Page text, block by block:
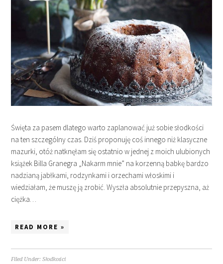
Święta za pasem dlatego warto zaplanować już sobie słodkości
na ten szczególny czas. Dziś proponuję coś innego niż klasyczne
mazurki, otóż natknęłam się ostatnio w jednej z moich ulubionych
książek Billa Granegra „Nakarm mnie” na korzenną babkę bardzo
nadzianą jabłkami, rodzynkami i orzechami włoskimi i
wiedziałam, że muszę ją zrobić. Wyszła absolutnie przepyszna, aż
ciężka…
READ MORE »
Filed Under:Słodkości